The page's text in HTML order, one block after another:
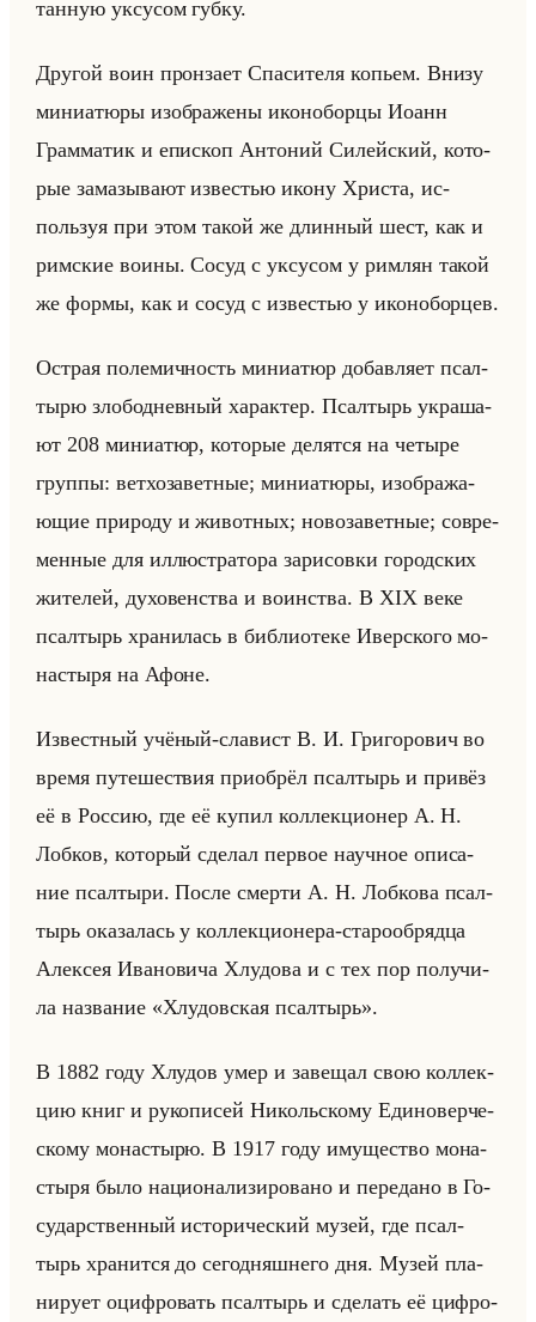
тан­ную ук­су­сом губку.
Дру­гой воин прон­за­ет Спа­си­те­ля ко­пьем. Внизу
ми­ни­атю­ры изоб­ра­же­ны ико­но­бор­цы Иоанн
Грам­ма­тик и епи­скоп Ан­то­ний Си­лейский, ко­то­
рые за­ма­зы­ва­ют из­ве­стью икону Хри­ста, ис­
пользуя при этом такой же длин­ный шест, как и
рим­ские воины. Сосуд с ук­су­сом у рим­лян такой
же формы, как и сосуд с из­ве­стью у ико­но­бор­цев.
Ост­рая по­ле­мич­ность ми­ни­атюр до­бав­ля­ет псал­
ты­рю зло­бо­днев­ный ха­рак­тер. Псал­тырь укра­ша­
ют 208 ми­ни­атюр, ко­то­рые де­лят­ся на че­ты­ре
груп­пы: вет­хо­за­вет­ные; ми­ни­атю­ры, изоб­ра­жа­
ющие при­ро­ду и жи­вот­ных; но­во­за­вет­ные; со­вре­
мен­ные для ил­лю­стра­то­ра за­ри­сов­ки го­род­ских
жи­те­лей, ду­хо­вен­ства и во­ин­ства. В XIX веке
псал­тырь хра­ни­лась в биб­лио­те­ке Ивер­ско­го мо­
на­сты­ря на Афоне.
Из­вест­ный учё­ный-сла­вист В. И. Гри­го­ро­вич во
время пу­те­ше­ствия при­об­рёл псал­тырь и при­вёз
её в Рос­сию, где её купил кол­лек­ци­онер А. Н.
Лоб­ков, ко­то­рый сде­лал пер­вое на­уч­ное опи­са­
ние псал­ты­ри. После смер­ти А. Н. Лоб­ко­ва псал­
тырь ока­за­лась у кол­лек­ци­оне­ра-ста­ро­об­ряд­ца
Алек­сея Ива­но­ви­ча Хлу­до­ва и с тех пор по­лу­чи­
ла на­зва­ние «Хлудовская псалтырь».
В 1882 году Хлу­дов умер и за­ве­щал свою кол­лек­
цию книг и ру­ко­пи­сей Ни­кольско­му Еди­но­вер­че­
ско­му мо­на­сты­рю. В 1917 году иму­ще­ство мо­на­
сты­ря было на­ци­она­ли­зи­ро­ва­но и пе­ре­да­но в Го­
су­дар­ствен­ный ис­то­ри­че­ский музей, где псал­
тырь хра­нит­ся до се­го­дняш­не­го дня. Музей пла­
ни­ру­ет оциф­ро­вать псал­тырь и сде­лать её циф­ро­